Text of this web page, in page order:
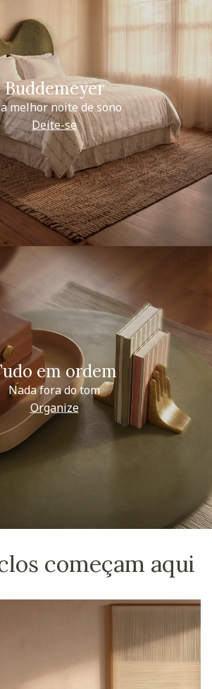
Buddemeyer
melhor noite de sono
Deite-se
em ordem
Nada fora do tom
Organize
começam aqui